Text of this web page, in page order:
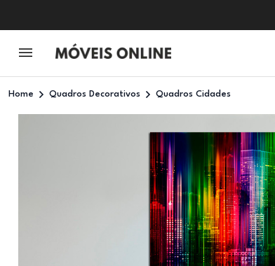
Home Quadros Decorativos Quadros Cidades